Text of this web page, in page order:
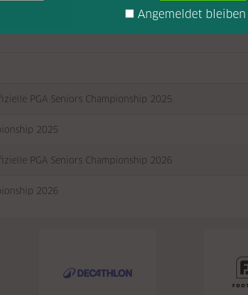
PGA Seniors Championship 2025
2025
PGA Seniors Championship 2026
2026
Angemeldet bleiben